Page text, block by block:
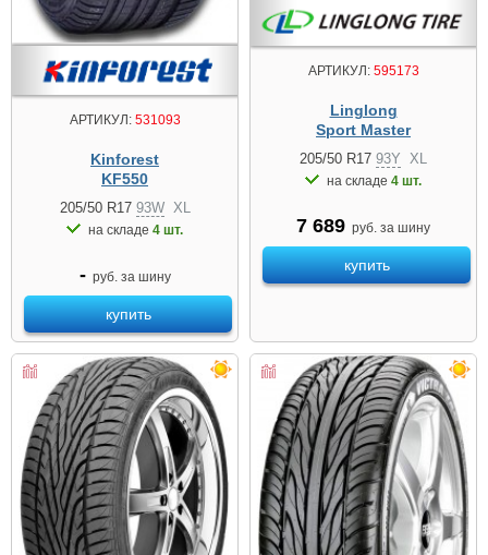
АРТИКУЛ:531093
Kinforest
KF550
205/50 R17 93W XL
на складе 4 шт.
- руб. за шину
купить
АРТИКУЛ:595173
Linglong
Sport Master
205/50 R17 93Y XL
на складе 4 шт.
7 689 руб. за шину
купить